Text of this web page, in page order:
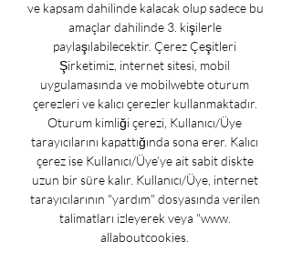
ve kapsam dahilinde kalacak olup sadece bu
amaçlar dahilinde 3. kişilerle
paylaşılabilecektir. Çerez Çeşitleri
Şirketimiz, internet sitesi, mobil
uygulamasında ve mobilwebte oturum
çerezleri ve kalıcı çerezler kullanmaktadır.
Oturum kimliği çerezi, Kullanıcı/Üye
tarayıcılarını kapattığında sona erer. Kalıcı
çerez ise Kullanıcı/Üye’ye ait sabit diskte
uzun bir süre kalır. Kullanıcı/Üye, internet
tarayıcılarının "yardım" dosyasında verilen
talimatları izleyerek veya "www.
allaboutcookies.